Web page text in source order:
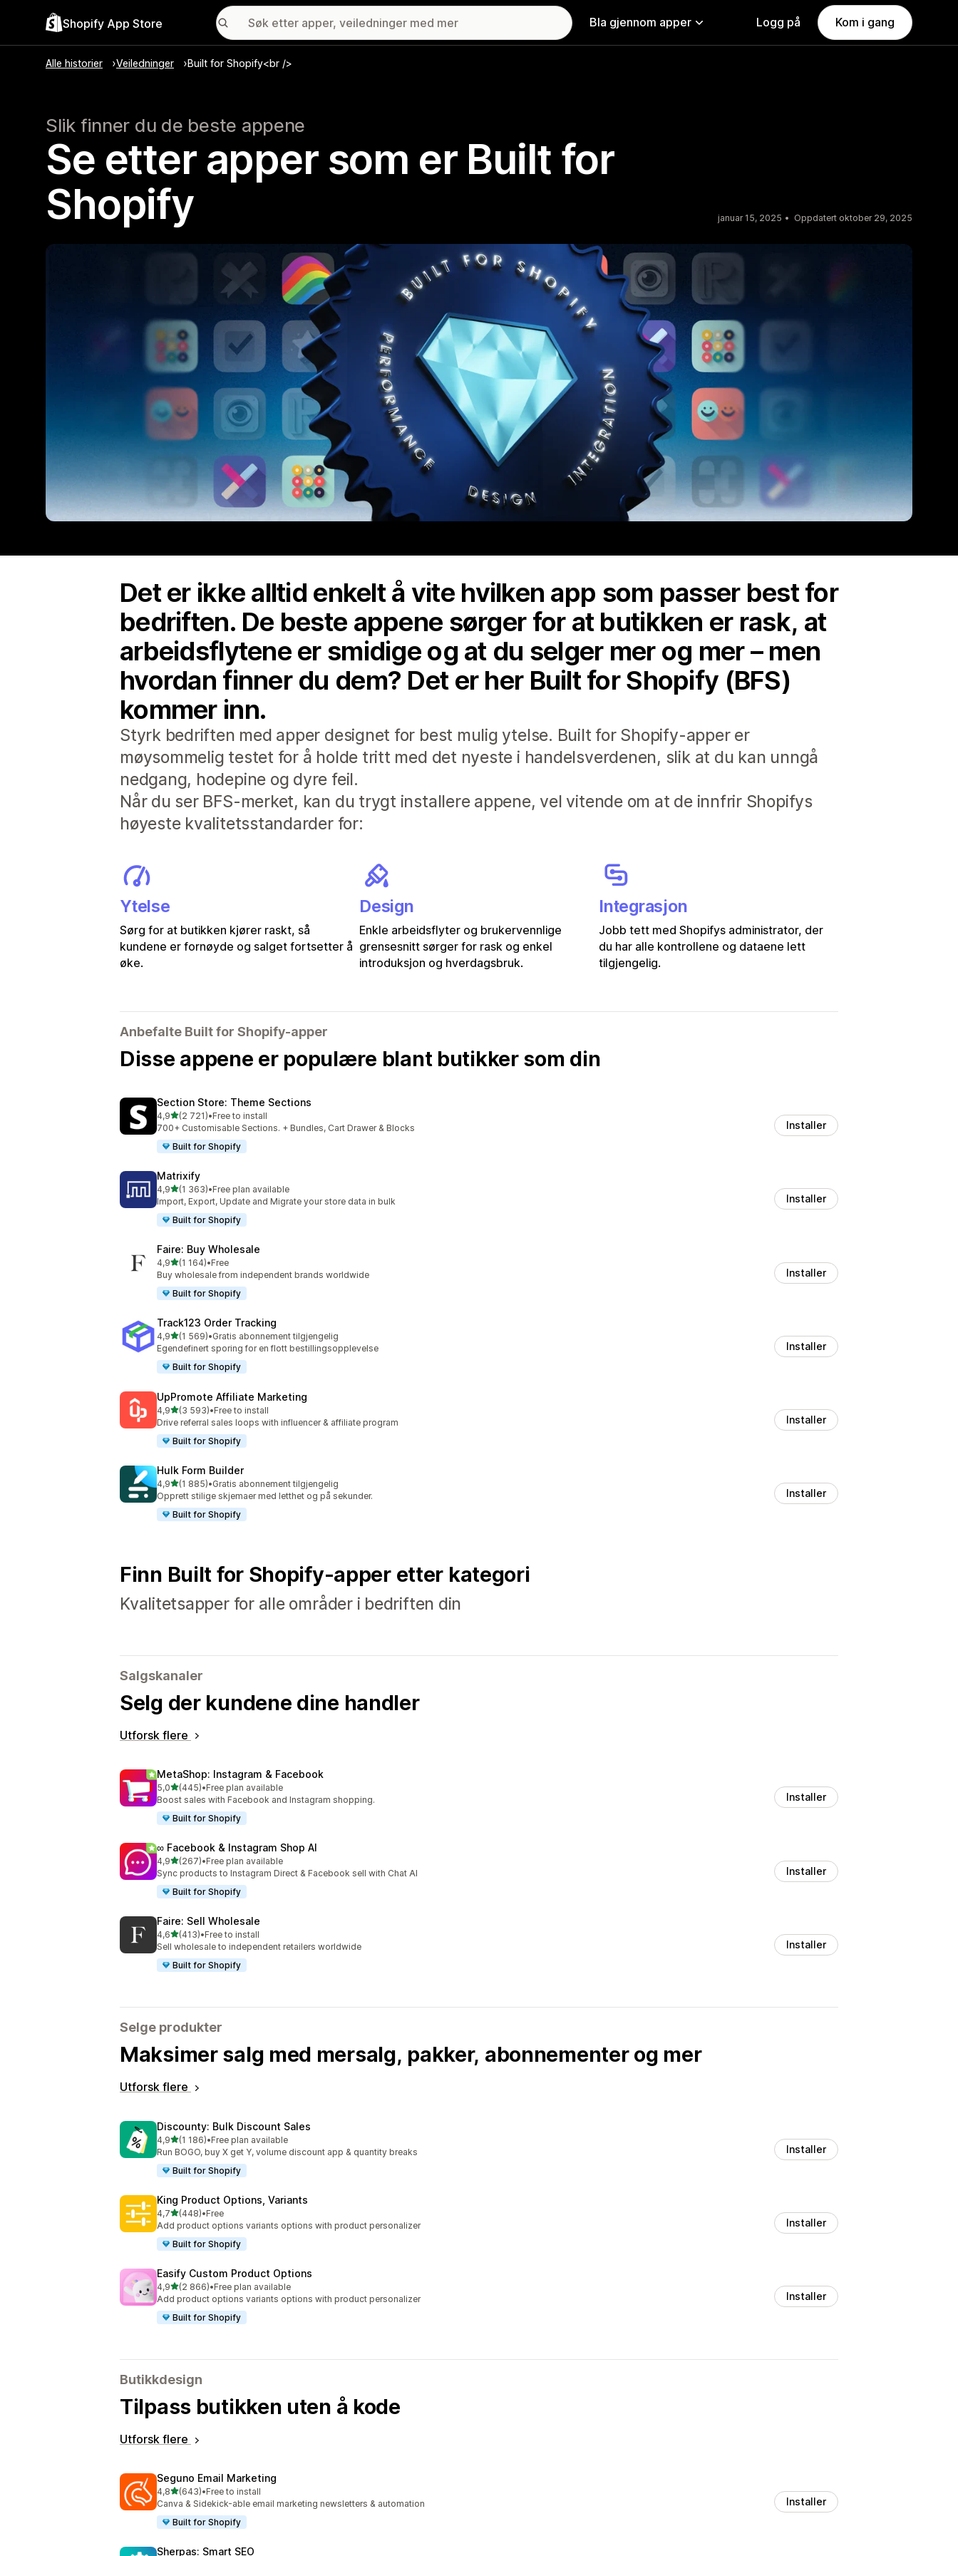
Shopify App Store Bla gjennom apper Logg på Kom i gang
Alle historier Veiledninger Built for Shopify<br />
Slik finner du de beste appene
Se etter apper som er Built for
Shopify
januar 15, 2025 Oppdatert oktober 29, 2025
Det er ikke alltid enkelt å vite hvilken app som passer best for
bedriften. De beste appene sørger for at butikken er rask, at
arbeidsflytene er smidige og at du selger mer og mer – men
hvordan finner du dem? Det er her Built for Shopify (BFS)
kommer inn.
Styrk bedriften med apper designet for best mulig ytelse. Built for Shopify-apper er
møysommelig testet for å holde tritt med det nyeste i handelsverdenen, slik at du kan unngå
nedgang, hodepine og dyre feil.
Når du ser BFS-merket, kan du trygt installere appene, vel vitende om at de innfrir Shopifys
høyeste kvalitetsstandarder for:
Ytelse
Sørg for at butikken kjører raskt, så
kundene er fornøyde og salget fortsetter å
øke.
Design
Enkle arbeidsflyter og brukervennlige
grensesnitt sørger for rask og enkel
introduksjon og hverdagsbruk.
Integrasjon
Jobb tett med Shopifys administrator, der
du har alle kontrollene og dataene lett
tilgjengelig.
Anbefalte Built for Shopify-apper
Disse appene er populære blant butikker som din
Section Store: Theme Sections
4,9av 5 stjerner
(2 721)
Totalt 2721 omtaler
•Free to install
700+ Customisable Sections. + Bundles, Cart Drawer & Blocks
Built for Shopify
Installer
Matrixify
4,9av 5 stjerner
(1 363)
Totalt 1363 omtaler
•Free plan available
Import, Export, Update and Migrate your store data in bulk
Built for Shopify
Installer
Faire: Buy Wholesale
4,9av 5 stjerner
(1 164)
Totalt 1164 omtaler
•Free
Buy wholesale from independent brands worldwide
Built for Shopify
Installer
Track123 Order Tracking
4,9av 5 stjerner
(1 569)
Totalt 1569 omtaler
•Gratis abonnement tilgjengelig
Egendefinert sporing for en flott bestillingsopplevelse
Built for Shopify
Installer
UpPromote Affiliate Marketing
4,9av 5 stjerner
(3 593)
Totalt 3593 omtaler
•Free to install
Drive referral sales loops with influencer & affiliate program
Built for Shopify
Installer
Hulk Form Builder
4,9av 5 stjerner
(1 885)
Totalt 1885 omtaler
•Gratis abonnement tilgjengelig
Opprett stilige skjemaer med letthet og på sekunder.
Built for Shopify
Installer
Finn Built for Shopify-apper etter kategori
Kvalitetsapper for alle områder i bedriften din
Salgskanaler
Selg der kundene dine handler
Utforsk flere
MetaShop: Instagram & Facebook
5,0av 5 stjerner
(445)
Totalt 445 omtaler
•Free plan available
Boost sales with Facebook and Instagram shopping.
Built for Shopify
Installer
∞ Facebook & Instagram Shop AI
4,9av 5 stjerner
(267)
Totalt 267 omtaler
•Free plan available
Sync products to Instagram Direct & Facebook sell with Chat AI
Built for Shopify
Installer
Faire: Sell Wholesale
4,6av 5 stjerner
(413)
Totalt 413 omtaler
•Free to install
Sell wholesale to independent retailers worldwide
Built for Shopify
Installer
Selge produkter
Maksimer salg med mersalg, pakker, abonnementer og mer
Utforsk flere
Discounty: Bulk Discount Sales
4,9av 5 stjerner
(1 186)
Totalt 1186 omtaler
•Free plan available
Run BOGO, buy X get Y, volume discount app & quantity breaks
Built for Shopify
Installer
King Product Options, Variants
4,7av 5 stjerner
(448)
Totalt 448 omtaler
•Free
Add product options variants options with product personalizer
Built for Shopify
Installer
Easify Custom Product Options
4,9av 5 stjerner
(2 866)
Totalt 2866 omtaler
•Free plan available
Add product options variants options with product personalizer
Built for Shopify
Installer
Butikkdesign
Tilpass butikken uten å kode
Utforsk flere
Seguno Email Marketing
4,8av 5 stjerner
(643)
Totalt 643 omtaler
•Free to install
Canva & Sidekick-able email marketing newsletters & automation
Built for Shopify
Installer
Sherpas: Smart SEO